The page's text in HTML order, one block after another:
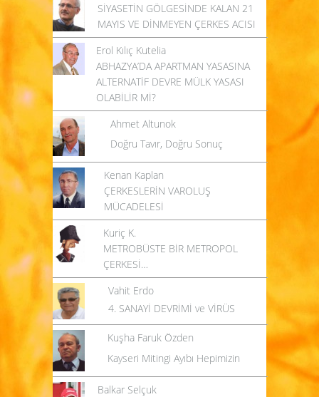
SİYASETİN GÖLGESİNDE KALAN 21
MAYIS VE DİNMEYEN ÇERKES ACISI
Erol Kılıç Kutelia
ABHAZYA’DA APARTMAN YASASINA
ALTERNATİF DEVRE MÜLK YASASI
OLABİLİR Mİ?
Ahmet Altunok
Doğru Tavır, Doğru Sonuç
Kenan Kaplan
ÇERKESLERİN VAROLUŞ
MÜCADELESİ
Kuriç K.
METROBÜSTE BİR METROPOL
ÇERKESİ…
Vahit Erdo
4. SANAYİ DEVRİMİ ve VİRÜS
Kuşha Faruk Özden
Kayseri Mitingi Ayıbı Hepimizin
Balkar Selçuk